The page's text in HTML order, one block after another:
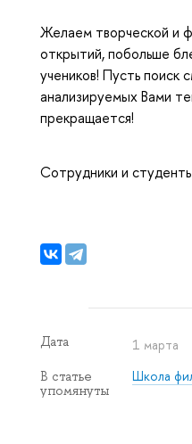
Желаем творческой и
открытий, побольше
учеников! Пусть поиск
анализируемых Вами
прекращается!
Сотрудники и
Дата 1 марта
В статье
упомянуты
Школа